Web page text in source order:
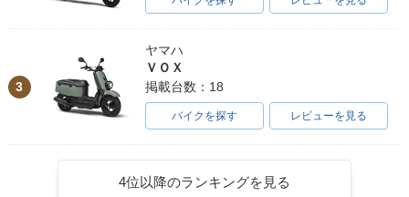
3
ヤマハ
ＶＯＸ
掲載台数：18
バイクを探す レビューを見る
4位以降のランキングを見る